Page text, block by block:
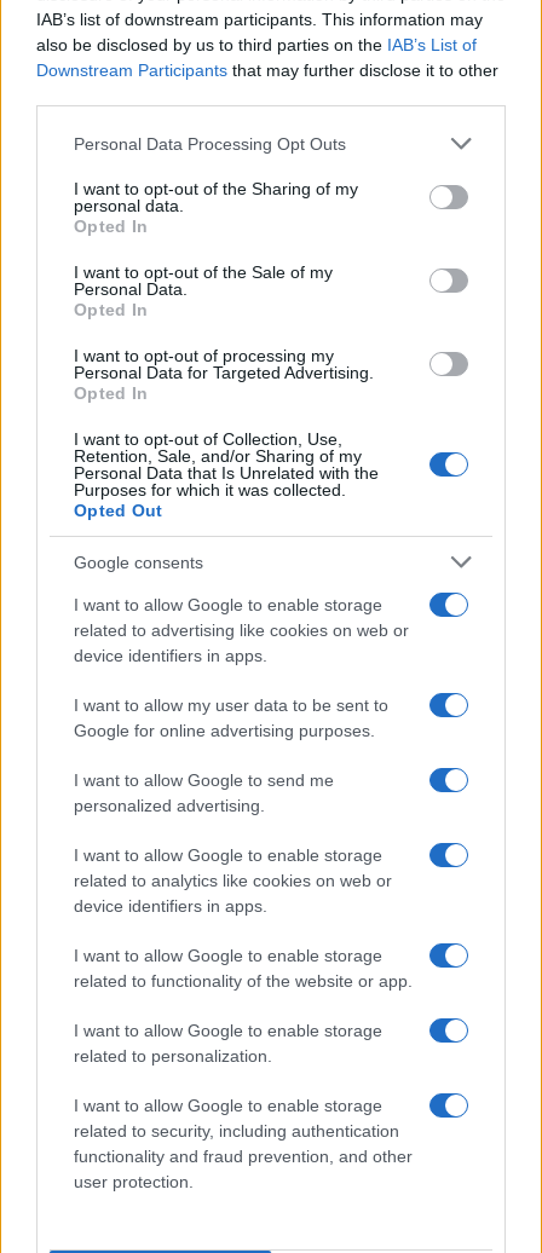
IAB’s list of downstream participants. This information may
also be disclosed by us to third parties on the IAB’s List of
Downstream Participants that may further disclose it to other
Please note that this website/app uses one or more Google
not limited to your visit or usage behaviour. You may click to
grant or deny consent to Google and its third-party tags to
use your data for below specified purposes in below Google
consent section.
Personal Data Processing Opt Outs
I want to opt-out of the Sharing of my
personal data.
Opted In
I want to opt-out of the Sale of my
Personal Data.
Opted In
I want to opt-out of processing my
Personal Data for Targeted Advertising.
Opted In
I want to opt-out of Collection, Use,
Retention, Sale, and/or Sharing of my
Personal Data that Is Unrelated with the
Purposes for which it was collected.
Opted Out
Google consents
I want to allow Google to enable storage
related to advertising like cookies on web or
device identifiers in apps.
I want to allow my user data to be sent to
Google for online advertising purposes.
I want to allow Google to send me
personalized advertising.
I want to allow Google to enable storage
related to analytics like cookies on web or
device identifiers in apps.
I want to allow Google to enable storage
related to functionality of the website or app.
I want to allow Google to enable storage
related to personalization.
I want to allow Google to enable storage
related to security, including authentication
functionality and fraud prevention, and other
user protection.
Vuoi rimuovere le pubblicità nazionali?
Puoi abbonarti asoli € 1,10 al mese
cliccandoqui
Sei già abbonato?
Puoi effettuare l'accesso andando nella
sezioneLogindal menù del sito o
cliccandoqui
TEMI: Abbronzatura
Abbronzatura Sole
Come Abbronzarsi
Consigli Abbronzatura
Danni Sole
Notizie Gallura
Regole Per Abbronzarsi
Entra nel canale telegram di
GalluraOggi.it
Inviaci le tue segnalazioni,
i tuoi video e le tue foto
Su WhatsApp al numero +39